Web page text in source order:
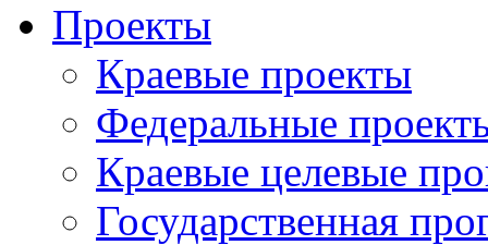
Проекты
Краевые проекты
Федеральные
Краевые целевые
Государственная